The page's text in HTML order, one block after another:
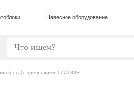
Навесное оборудование
(рога) с креплением 177/188F